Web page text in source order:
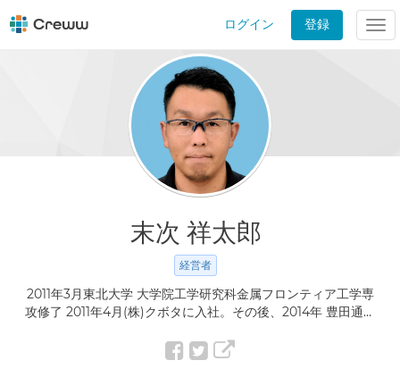
ログイン 登録
末次 祥太郎
経営者
2011年3月東北大学 大学院工学研究科金属フロンティア工学専
攻修了 2011年4月(株)クボタに入社。その後、2014年 豊田通商